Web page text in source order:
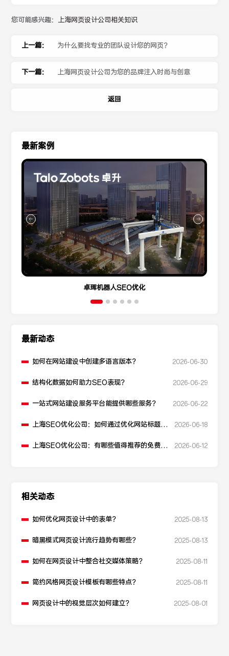
您可能感兴趣： 上海网页设计公司相关知识
上一篇： 为什么要找专业的团队设计您的网页？
下一篇： 上海网页设计公司为您的品牌注入时尚与创意
返回
最新案例
卓珲机器人SEO优化
最新动态
如何在网站建设中创建多语言版本？ 2026-06-30
结构化数据如何助力SEO表现？ 2026-06-29
一站式网站建设服务平台能提供哪些服务？ 2026-06-22
上海SEO优化公司：如何通过优化网站标题提
2026-06-18
上海SEO优化公司：有哪些值得推荐的免费
2026-06-12
相关动态
如何优化网页设计中的表单？ 2025-08-13
暗黑模式网页设计流行趋势有哪些？ 2025-08-13
如何在网页设计中整合社交媒体策略？ 2025-08-11
简约风格网页设计模板有哪些特点？ 2025-08-11
网页设计中的视觉层次如何建立？ 2025-08-01